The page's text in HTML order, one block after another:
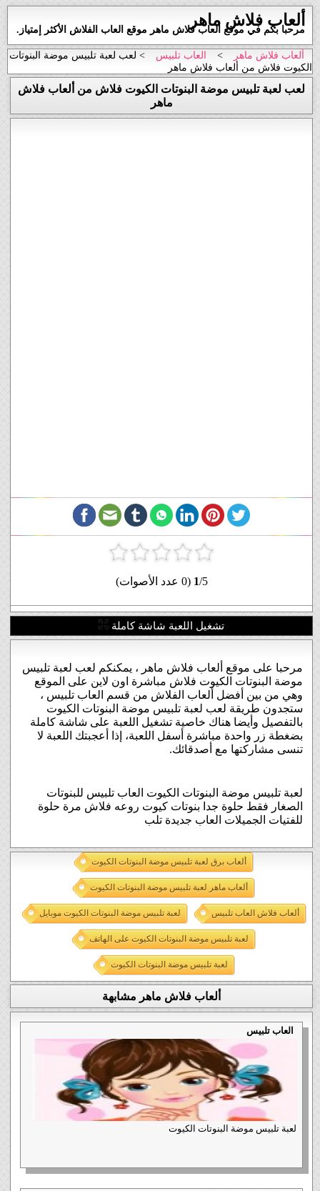
ألعاب فلاش ماهر
مرحبا بكم في موقع العاب فلاش ماهر موقع العاب الفلاش الأكثر إمتياز.
ألعاب فلاش ماهر > العاب تلبيس
> لعب لعبة تلبيس موضة البنوتات
الكيوت فلاش من ألعاب فلاش ماهر
لعب لعبة تلبيس موضة البنوتات الكيوت فلاش من ألعاب فلاش
ماهر
1/5 (0 عدد الأصوات)
تشغيل اللعبة شاشة كاملة
مرحبا على موقع ألعاب فلاش ماهر ، يمكنكم لعب لعبة تلبيس
موضة البنوتات الكيوت فلاش مباشرة اون لاين على الموقع
وهي من بين أفضل ألعاب الفلاش من قسم العاب تلبيس ،
ستجدون طريقة لعب لعبة تلبيس موضة البنوتات الكيوت
بالتفصيل وأيضا هناك خاصية تشغيل اللعبة على شاشة كاملة
بضغطة زر واحدة مباشرة أسفل اللعبة، إذا أعجبتك اللعبة لا
تنسى مشاركتها مع أصدقائك.
لعبة تلبيس موضة البنوتات الكيوت العاب تلبيس للبنوتات
الصغار فقط حلوة جدا بنوتات كيوت روعه فلاش مرة حلوة
للفتيات الجميلات العاب جديدة تلب
ألعاب برق لعبة تلبيس موضة البنوتات الكيوت
ألعاب ماهر لعبة تلبيس موضة البنوتات الكيوت
ألعاب فلاش العاب تلبيس لعبة تلبيس موضة البنوتات الكيوت موبايل
لعبة تلبيس موضة البنوتات الكيوت على الهاتف
لعبة تلبيس موضة البنوتات الكيوت
ألعاب فلاش ماهر مشابهة
العاب تلبيس
لعبة تلبيس موضة البنوتات الكيوت